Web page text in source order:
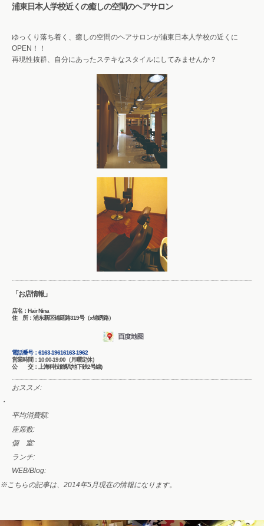
浦東日本人学校近くの癒しの空間のヘアサロン
ゆっくり落ち着く、癒しの空間のヘアサロンが浦東日本人学校の近くに
OPEN！！
再現性抜群、自分にあったステキなスタイルにしてみませんか？
「お店情報」
店名：Hair Nina
住 所：浦东新区锦延路319号（x锦绣路）
電話番号： 6163-19616163-1962
営業時間：10:00-19:00（月曜定休）
公 交：上海科技館駅(地下鉄2号線)
おススメ:
・
平均消費額:
座席数:
個 室:
ランチ:
WEB/Blog:
※こちらの記事は、2014年5月現在の情報になります。